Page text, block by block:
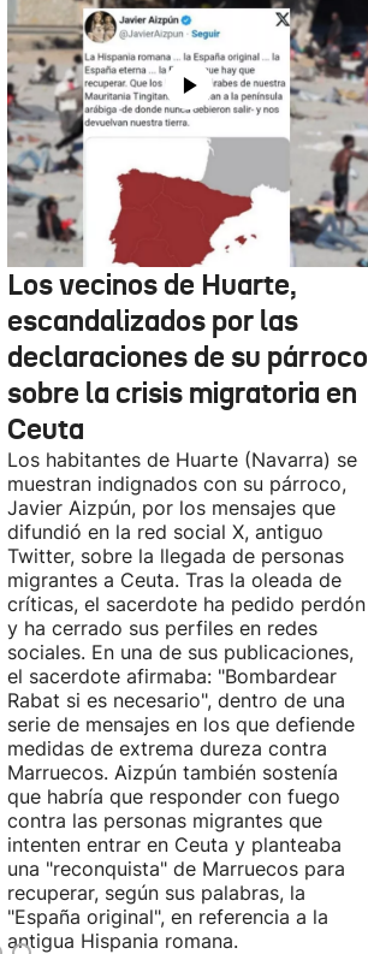
Los vecinos de Huarte,
escandalizados por las
declaraciones de su párroco
sobre la crisis migratoria en
Ceuta
Los habitantes de Huarte (Navarra) se
muestran indignados con su párroco,
Javier Aizpún, por los mensajes que
difundió en la red social X, antiguo
Twitter, sobre la llegada de personas
migrantes a Ceuta. Tras la oleada de
críticas, el sacerdote ha pedido perdón
y ha cerrado sus perfiles en redes
sociales. En una de sus publicaciones,
el sacerdote afirmaba: "Bombardear
Rabat si es necesario", dentro de una
serie de mensajes en los que defiende
medidas de extrema dureza contra
Marruecos. Aizpún también sostenía
que habría que responder con fuego
contra las personas migrantes que
intenten entrar en Ceuta y planteaba
una "reconquista" de Marruecos para
recuperar, según sus palabras, la
"España original", en referencia a la
antigua Hispania romana.